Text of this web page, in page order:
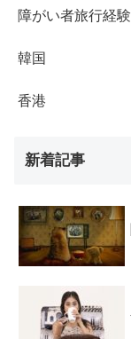
障がい者旅行経験
韓国
香港
新着記事